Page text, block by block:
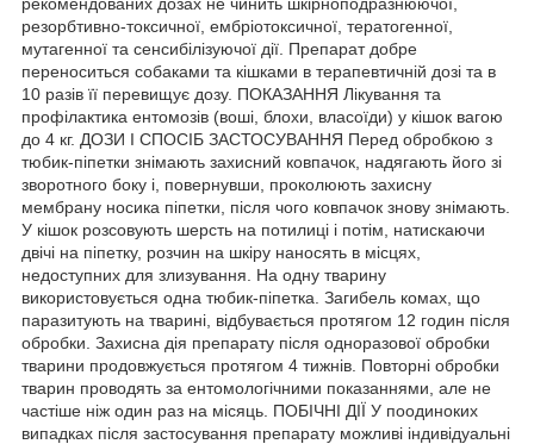
резорбтивно-токсичної, ембріотоксичної, тератогенної,
мутагенної та сенсибілізуючої дії. Препарат добре
переноситься собаками та кішками в терапевтичній дозі та в
10 разів її перевищує дозу. ПОКАЗАННЯ Лікування та
профілактика ентомозів (воші, блохи, власоїди) у кішок вагою
до 4 кг. ДОЗИ І СПОСІБ ЗАСТОСУВАННЯ Перед обробкою з
тюбик-піпетки знімають захисний ковпачок, надягають його зі
зворотного боку і, повернувши, проколюють захисну
мембрану носика піпетки, після чого ковпачок знову знімають.
У кішок розсовують шерсть на потилиці і потім, натискаючи
двічі на піпетку, розчин на шкіру наносять в місцях,
недоступних для злизування. На одну тварину
використовується одна тюбик-піпетка. Загибель комах, що
паразитують на тварині, відбувається протягом 12 годин після
обробки. Захисна дія препарату після одноразової обробки
тварини продовжується протягом 4 тижнів. Повторні обробки
тварин проводять за ентомологічними показаннями, але не
частіше ніж один раз на місяць. ПОБІЧНІ ДІЇ У поодиноких
випадках після застосування препарату можливі індивідуальні